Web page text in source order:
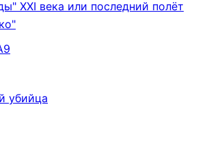
XXI века или последний полёт
убийца